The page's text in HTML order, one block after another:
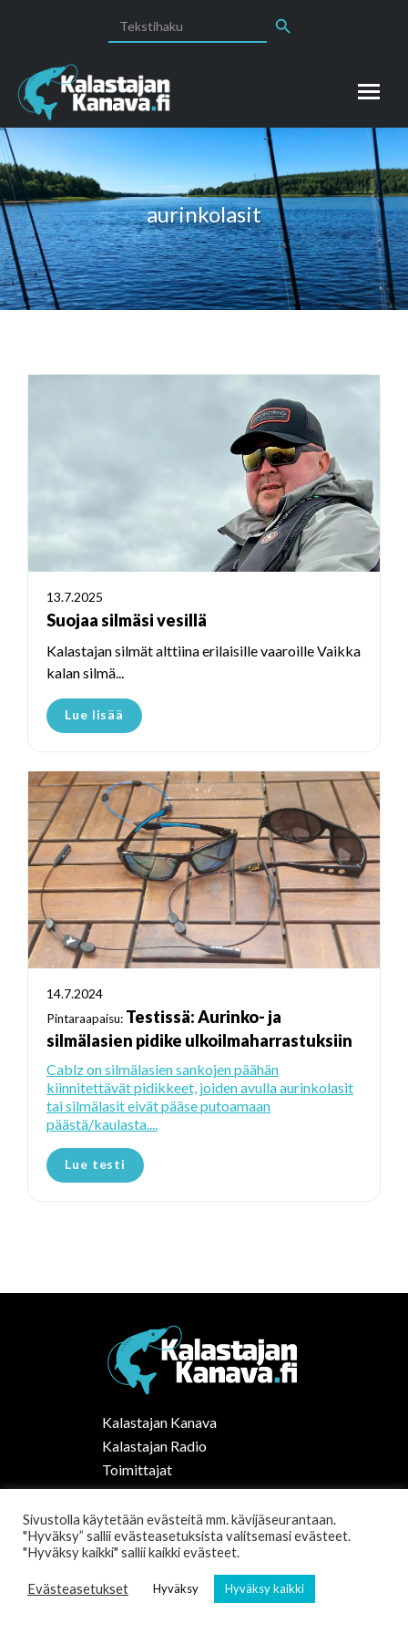
for:
aurinkolasit
13.7.2025
Suojaa silmäsi vesillä
Kalastajan silmät alttiina erilaisille vaaroille Vaikka
kalan silmä...
Lue lisää
14.7.2024
Pintaraapaisu: Testissä: Aurinko- ja
silmälasien pidike ulkoilmaharrastuksiin
Cablz on silmälasien sankojen päähän
kiinnitettävät pidikkeet, joiden avulla aurinkolasit
tai silmälasit eivät pääse putoamaan
päästä/kaulasta....
Lue testi
Kalastajan Kanava
Kalastajan Radio
Toimittajat
Kalaruoka
Vapaa-ajan kalastus Suomessa
Tilaa uutiskirje
Sivustolla käytetään evästeitä mm. kävijäseurantaan.
"Hyväksy” sallii evästeasetuksista valitsemasi evästeet.
"Hyväksy kaikki" sallii kaikki evästeet.
Evästeasetukset Hyväksy Hyväksy kaikki